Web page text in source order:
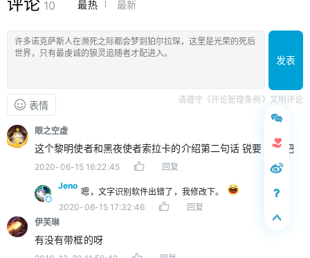
10 最热 最新
发表
表情 请遵守《评论管理条例》文明评论
眼之空虚
这个黎明使者和黑夜使者索拉卡的介绍第二句话 锐要 不对吧
2020-06-15 16:22:45
回复
Jeno
嗯，文字识别软件出错了，我修改下。
2020-06-15 17:32:46
回复
伊芙琳
有没有带框的呀